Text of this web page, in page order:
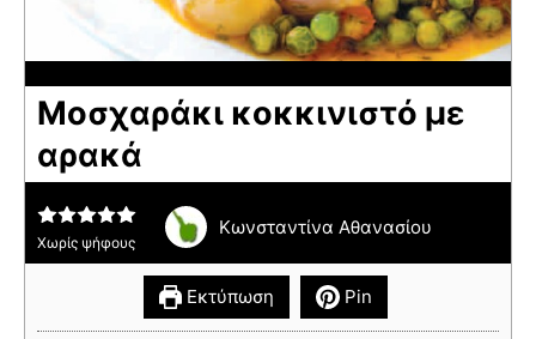
Μοσχαράκι κοκκινιστό με
αρακά
Χωρίς ψήφους
Κωνσταντίνα Αθανασίου
Εκτύπωση Pin